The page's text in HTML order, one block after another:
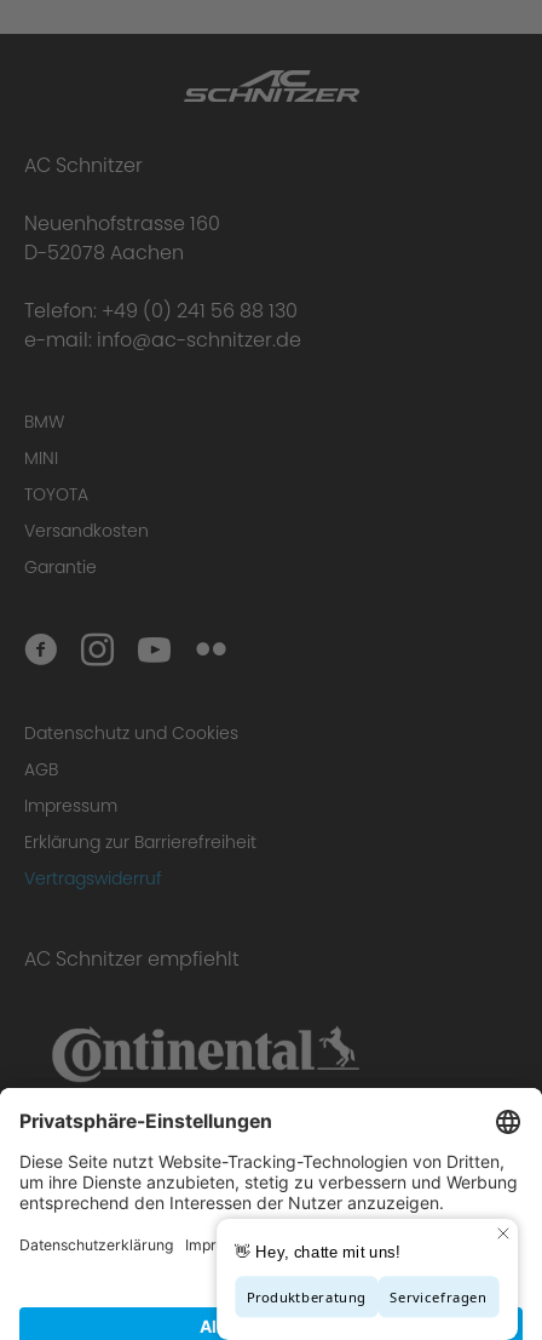
AC Schnitzer
Neuenhofstrasse 160
D-52078 Aachen
Telefon: +49 (0) 241 56 88 130
e-mail: info@ac-schnitzer.de
BMW
MINI
TOYOTA
Versandkosten
Garantie
Datenschutz und Cookies
AGB
Impressum
Erklärung zur Barrierefreiheit
Vertragswiderruf
AC Schnitzer empfiehlt